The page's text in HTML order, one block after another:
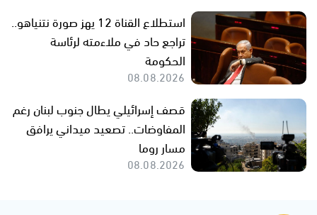
استطلاع القناة 12 يهز صورة نتنياهو..
تراجع حاد في ملاءمته لرئاسة
الحكومة
08.08.2026
قصف إسرائيلي يطال جنوب لبنان رغم
المفاوضات.. تصعيد ميداني يرافق
مسار روما
08.08.2026